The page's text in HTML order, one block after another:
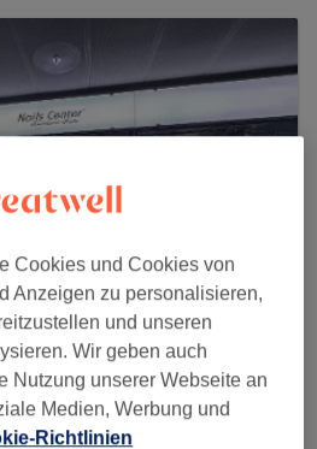
Cookies und Cookies von
Anzeigen zu personalisieren,
und unseren
Wir geben auch
Nutzung unserer Webseite an
Medien, Werbung und
Richtlinien